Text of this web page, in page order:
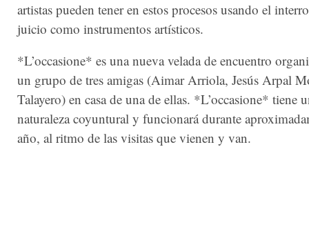
artistas pueden tener en estos procesos usando el
juicio como instrumentos artísticos.
*L’occasione* es una nueva velada de encuentro
un grupo de tres amigas (Aimar Arriola, Jesús Arpal
Talayero) en casa de una de ellas. *L’occasione* tiene
naturaleza coyuntural y funcionará durante
año, al ritmo de las visitas que vienen y van.